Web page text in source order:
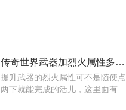
传奇世界武器加烈火属性多少级
提升武器的烈火属性可不是随便点
两下就能完成的活儿，这里面有着